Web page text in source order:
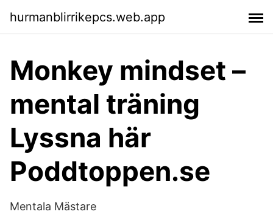
hurmanblirrikepcs.web.app
Monkey mindset –
mental träning
Lyssna här
Poddtoppen.se
Mentala Mästare